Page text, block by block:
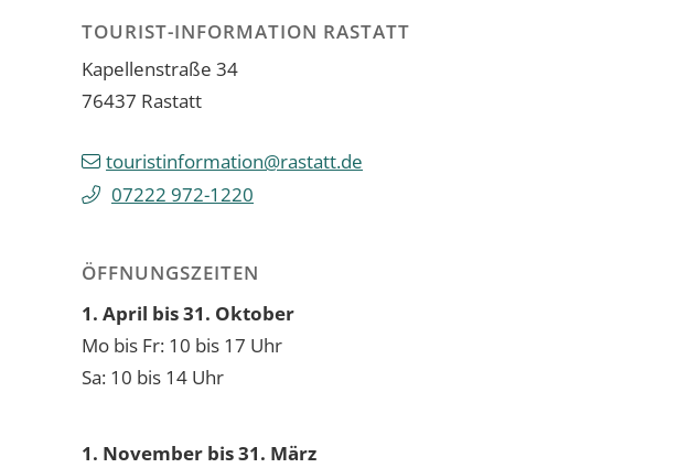
TOURIST-INFORMATION RASTATT
Kapellenstraße 34
76437 Rastatt
touristinformation@rastatt.de
07222 972-1220
ÖFFNUNGSZEITEN
1. April bis 31. Oktober
Mo bis Fr: 10 bis 17 Uhr
Sa: 10 bis 14 Uhr
1. November bis 31. März